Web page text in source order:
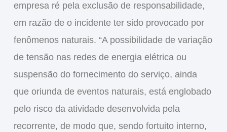
empresa ré pela exclusão de responsabilidade,
em razão de o incidente ter sido provocado por
fenômenos naturais. “A possibilidade de variação
de tensão nas redes de energia elétrica ou
suspensão do fornecimento do serviço, ainda
que oriunda de eventos naturais, está englobado
pelo risco da atividade desenvolvida pela
recorrente, de modo que, sendo fortuito interno,